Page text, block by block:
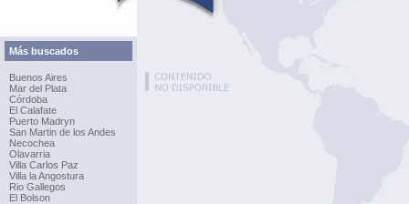
Más buscados
Buenos Aires
Mar del Plata
Córdoba
El Calafate
Puerto Madryn
San Martin de los Andes
Necochea
Olavarria
Villa Carlos Paz
Villa la Angostura
Rio Gallegos
El Bolson